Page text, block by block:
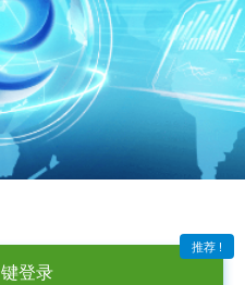
推荐 !
登录